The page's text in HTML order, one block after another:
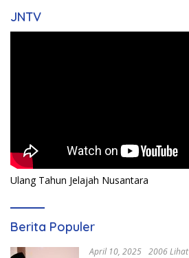
JNTV
Ulang Tahun Jelajah Nusantara
Berita Populer
April 10, 2025 2006 Lihat